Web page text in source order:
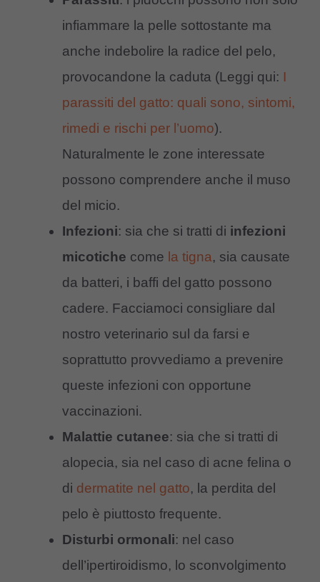
infiammare la pelle sottostante ma
anche indebolire la radice del pelo,
provocandone la caduta (Leggi qui: I
parassiti del gatto: quali sono, sintomi,
rimedi e rischi per l’uomo).
Naturalmente le zone interessate
possono comprendere anche il muso
del micio.
Infezioni: sia che si tratti di infezioni
micotiche come la tigna, sia causate
da batteri, i baffi del gatto possono
cadere. Facciamoci consigliare dal
nostro veterinario sul da farsi e
soprattutto provvediamo a prevenire
queste infezioni con opportune
vaccinazioni.
Malattie cutanee: sia che si tratti di
alopecia, sia nel caso di acne felina o
di dermatite nel gatto, la perdita del
pelo è piuttosto frequente.
Disturbi ormonali: nel caso
dell’ipertiroidismo, lo sconvolgimento